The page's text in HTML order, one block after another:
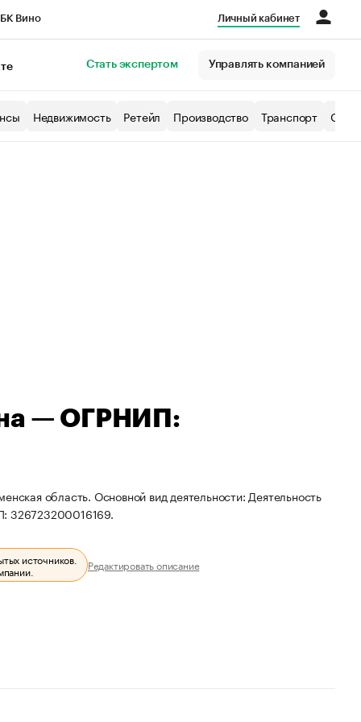
Вино Личный кабинет
Стать экспертом Управлять компанией
Недвижимость Ретейл Производство Транспорт
— ОГРНИП:
область. Основной вид деятельности: Деятельность
326723200016169.
источников.
Редактировать описание